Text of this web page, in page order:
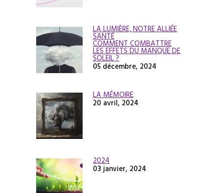
LA LUMIÈRE, NOTRE ALLIÉE
SANTÉ
COMMENT COMBATTRE
LES EFFETS DU MANQUE DE
SOLEIL ?
05 décembre, 2024
LA MÉMOIRE
20 avril, 2024
2024
03 janvier, 2024